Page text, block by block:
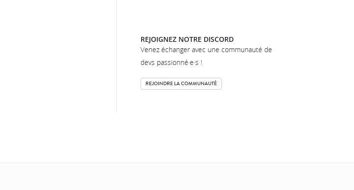
REJOIGNEZ NOTRE DISCORD
Venez échanger avec une communauté de
devs passionné·e·s !
REJOINDRE LA COMMUNAUTÉ